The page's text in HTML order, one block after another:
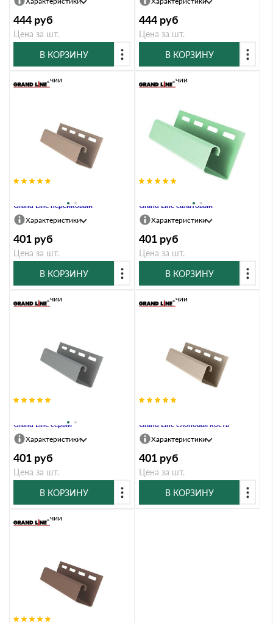
444 руб
Цена за шт.
В КОРЗИНУ
444 руб
Цена за шт.
В КОРЗИНУ
Grand Line персиковый
В наличии
Характеристики
401 руб
Цена за шт.
В КОРЗИНУ
Grand Line салатовый
В наличии
Характеристики
401 руб
Цена за шт.
В КОРЗИНУ
Grand Line серый
В наличии
Характеристики
401 руб
Цена за шт.
В КОРЗИНУ
Grand Line слоновая кость
В наличии
Характеристики
401 руб
Цена за шт.
В КОРЗИНУ
В наличии